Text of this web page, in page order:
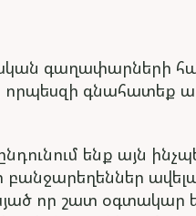
գաղափարների
որպեսզի գնահատեք
ենք այն
բանջարեղեններ
որ շատ օգտակար